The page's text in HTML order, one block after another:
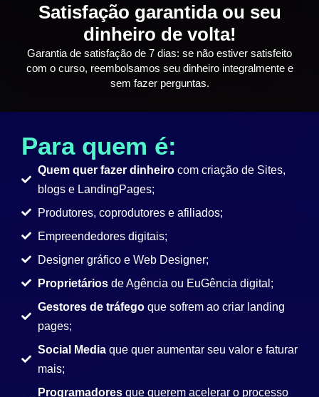
Satisfação garantida ou seu
dinheiro de volta!
Garantia de satisfação de 7 dias: se não estiver satisfeito
com o curso, reembolsamos seu dinheiro integralmente e
sem fazer perguntas.
Para quem é:
Quem quer fazer dinheiro com criação de Sites,
blogs e LandingPages;
Produtores, coprodutores e afiliados;
Empreendedores digitais;
Designer gráfico e Web Designer;
Proprietários de Agência ou EuGência digital;
Gestores de tráfegoque sofrem ao criar landing
pages;
Social Media que quer aumentar seu valor e faturar
mais;
Programadores que querem acelerar o processo